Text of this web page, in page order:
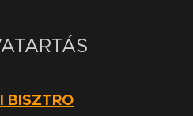
BISZTRO